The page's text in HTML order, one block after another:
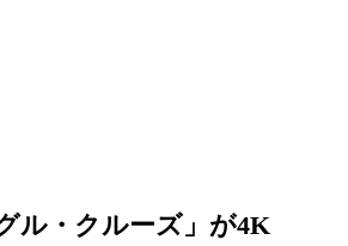
ル・クルーズ」が4K